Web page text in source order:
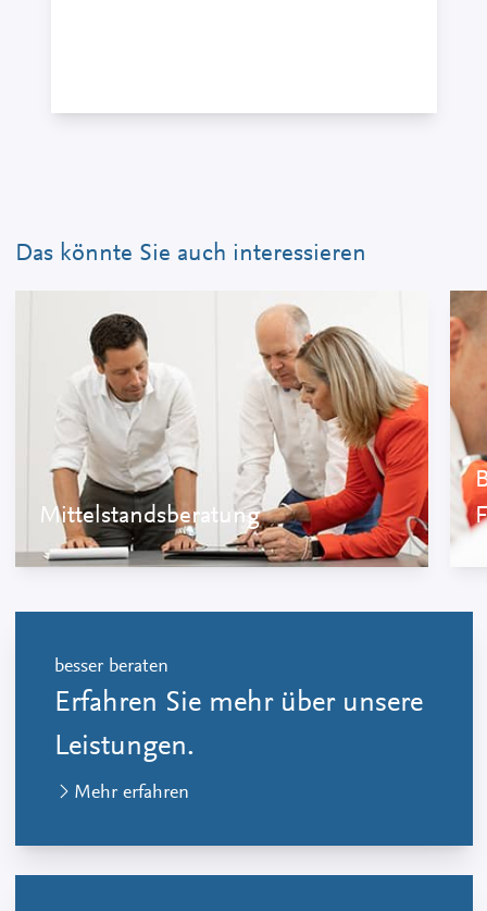
Das könnte Sie auch interessieren
Mittelstandsberatung
besser beraten
Erfahren Sie mehr über unsere
Leistungen.
Mehr erfahren